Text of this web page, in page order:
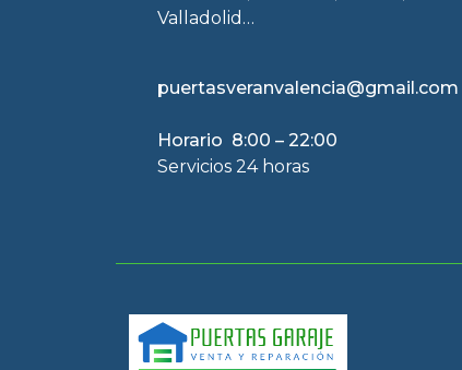
Valladolid…
puertasveranvalencia@gmail.com
Horario 8:00 – 22:00
Servicios 24 horas